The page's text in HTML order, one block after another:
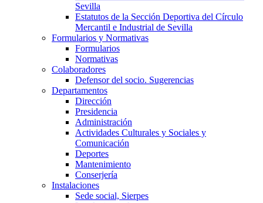
Sevilla
Estatutos de la Sección Deportiva del Círculo
Mercantil e Industrial de Sevilla
Formularios y Normativas
Formularios
Normativas
Colaboradores
Defensor del socio. Sugerencias
Departamentos
Dirección
Presidencia
Administración
Actividades Culturales y Sociales y
Comunicación
Deportes
Mantenimiento
Conserjería
Instalaciones
Sede social, Sierpes